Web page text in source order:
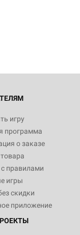
игру
программа
о заказе
правилами
игры
скидки
приложение